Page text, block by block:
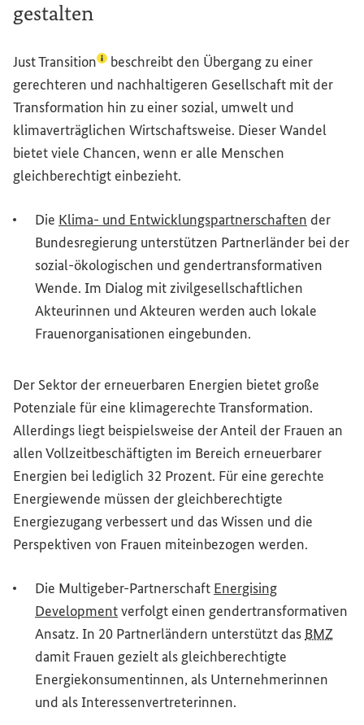
gestalten
Just Transition(Lexikon-Eintrag zum Begriff aufrufen)
beschreibt den Übergang zu einer
gerechteren und nachhaltigeren Gesellschaft mit der
Transformation hin zu einer sozial, umwelt und
klimaverträglichen Wirtschaftsweise. Dieser Wandel
bietet viele Chancen, wenn er alle Menschen
gleichberechtigt einbezieht.
Die Klima- und Entwicklungspartnerschaften der
Bundesregierung unterstützen Partnerländer bei der
sozial-ökologischen und gendertransformativen
Wende. Im Dialog mit zivilgesellschaftlichen
Akteurinnen und Akteuren werden auch lokale
Frauenorganisationen eingebunden.
Der Sektor der erneuerbaren Energien bietet große
Potenziale für eine klimagerechte Transformation.
Allerdings liegt beispielsweise der Anteil der Frauen an
allen Vollzeitbeschäftigten im Bereich erneuerbarer
Energien bei lediglich 32 Prozent. Für eine gerechte
Energiewende müssen der gleichberechtigte
Energiezugang verbessert und das Wissen und die
Perspektiven von Frauen miteinbezogen werden.
Die Multigeber-Partnerschaft Energising
Development(Externer Link)
verfolgt einen gendertransformativen
Ansatz. In 20 Partnerländern unterstützt das BMZ
damit Frauen gezielt als gleichberechtigte
Energiekonsumentinnen, als Unternehmerinnen
und als Interessenvertreterinnen.